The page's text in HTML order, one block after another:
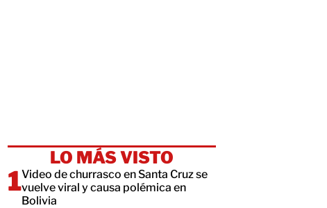
LO MÁS VISTO
Video de churrasco en Santa Cruz se
vuelve viral y causa polémica en
Bolivia